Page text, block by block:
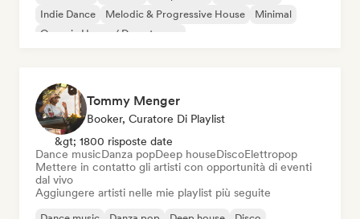
Indie Dance
Melodic & Progressive House
Minimal
Organic House / Downtempo
Tommy Menger
Booker, Curatore Di Playlist
&gt; 1800 risposte date
Dance musicDanza popDeep houseDiscoElettropop
Mettere in contatto gli artisti con opportunità di eventi
dal vivo
Aggiungere artisti nelle mie playlist più seguite